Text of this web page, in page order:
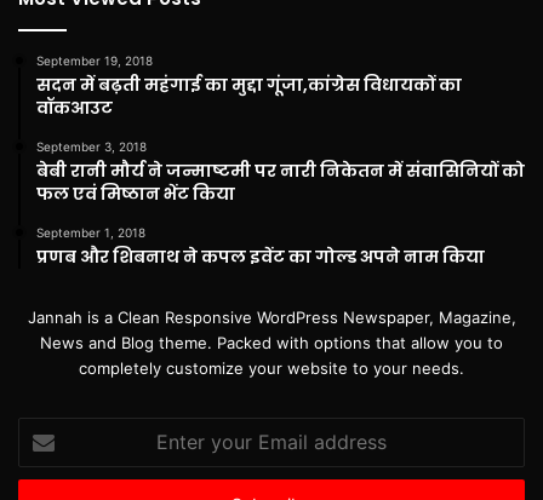
September 19, 2018
सदन में बढ़ती महंगाई का मुद्दा गूंजा,कांग्रेस विधायकों का
वॉकआउट
September 3, 2018
बेबी रानी मौर्य ने जन्माष्टमी पर नारी निकेतन में संवासिनियों को
फल एवं मिष्ठान भेंट किया
September 1, 2018
प्रणब और शिबनाथ ने कपल इवेंट का गोल्ड अपने नाम किया
Jannah is a Clean Responsive WordPress Newspaper, Magazine,
News and Blog theme. Packed with options that allow you to
completely customize your website to your needs.
your
Email